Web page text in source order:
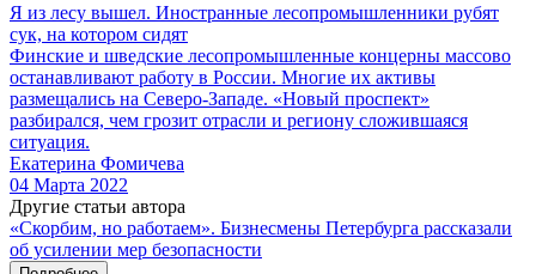
Я из лесу вышел. Иностранные лесопромышленники рубят
сук, на котором сидят
Финские и шведские лесопромышленные концерны массово
останавливают работу в России. Многие их активы
размещались на Северо-Западе. «Новый проспект»
разбирался, чем грозит отрасли и региону сложившаяся
ситуация.
Екатерина Фомичева
04 Марта 2022
Другие статьи автора
«Скорбим, но работаем». Бизнесмены Петербурга рассказали
об усилении мер безопасности